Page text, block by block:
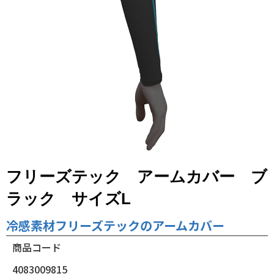
フリーズテック アームカバー ブ
ラック サイズL
冷感素材フリーズテックのアームカバー
商品コード
4083009815